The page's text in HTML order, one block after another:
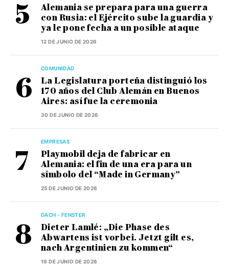
Alemania se prepara para una guerra
con Rusia: el Ejército sube la guardia y
ya le pone fecha a un posible ataque
12 DE JUNIO DE 2026
COMUNIDAD
La Legislatura porteña distinguió los
170 años del Club Alemán en Buenos
Aires: así fue la ceremonia
30 DE JUNIO DE 2026
EMPRESAS
Playmobil deja de fabricar en
Alemania: el fin de una era para un
símbolo del “Made in Germany”
25 DE JUNIO DE 2026
DACH - FENSTER
Dieter Lamlé: „Die Phase des
Abwartens ist vorbei. Jetzt gilt es,
nach Argentinien zu kommen“
19 DE JUNIO DE 2026